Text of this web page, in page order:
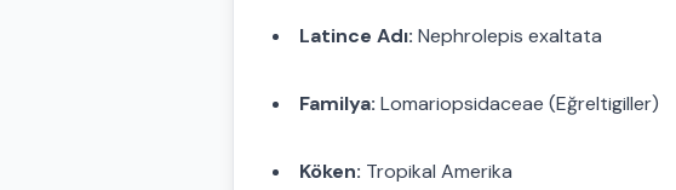
Latince Adı: Nephrolepis exaltata
Familya: Lomariopsidaceae (Eğreltigiller)
Köken: Tropikal Amerika